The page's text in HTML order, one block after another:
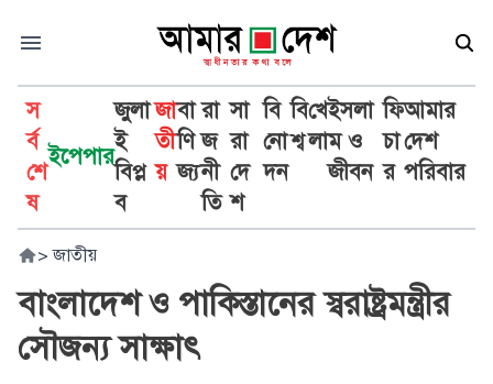
স
র্ব
শে
ষ
ইপেপার
জুলা
ই
বিপ্ল
ব
জা
তী
য়
বা
ণি
জ্য
রা
জ
নী
তি
সা
রা
দে
শ
বি
নো
দন
বি
শ্ব
খে
লা
ইসলা
ম ও
জীবন
ফি
চা
র
আমার
দেশ
পরিবার
> জাতীয়
বাংলাদেশ ও পাকিস্তানের স্বরাষ্ট্রমন্ত্রীর
সৌজন্য সাক্ষাৎ